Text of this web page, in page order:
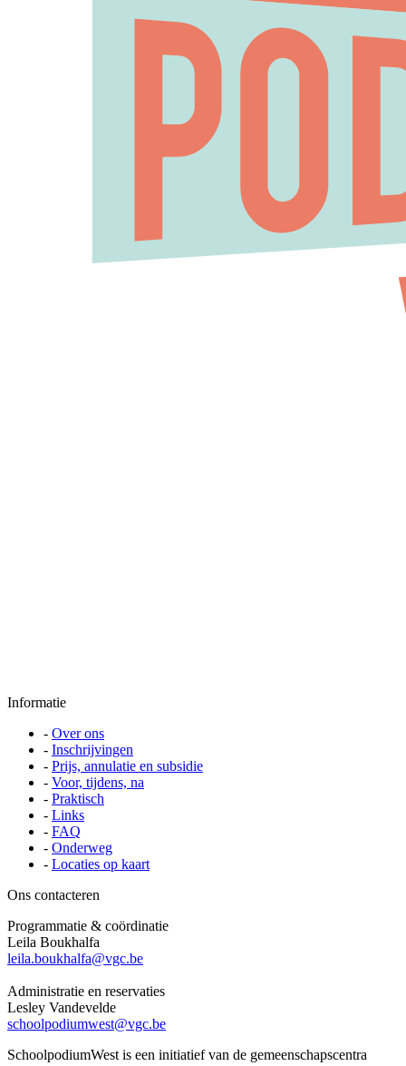
Informatie
- Over ons
- Inschrijvingen
- Prijs, annulatie en subsidie
- Voor, tijdens, na
- Praktisch
- Links
- FAQ
- Onderweg
- Locaties op kaart
Ons contacteren
Programmatie & coördinatie
Leila Boukhalfa
leila.boukhalfa@vgc.be
Administratie en reservaties
Lesley Vandevelde
schoolpodiumwest@vgc.be
SchoolpodiumWest is een initiatief van de gemeenschapscentra